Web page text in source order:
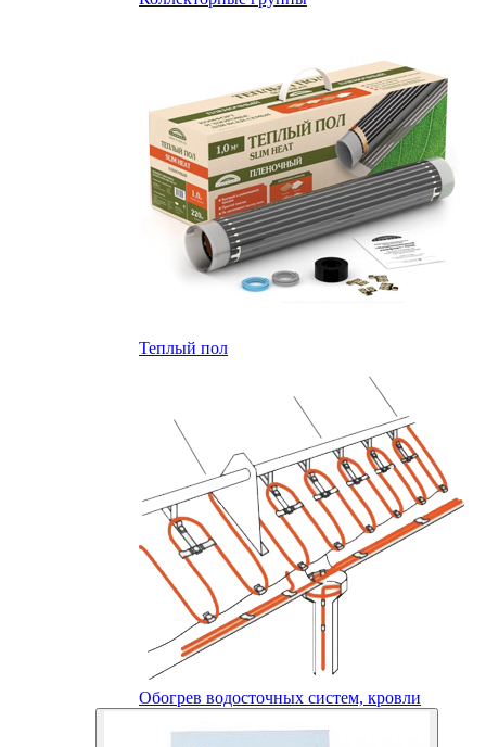
Теплый пол
Обогрев водосточных систем, кровли